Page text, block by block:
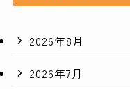
2026年8月
2026年7月